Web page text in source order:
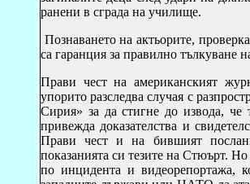
ранени в сграда на училище.
Познаването на актьорите,
са гаранция за правилно тълкуване
Прави чест на американският
упорито разследва случая с
Сирия» за да стигне до извода,
привежда доказателства и
Прави чест и на бившият
показанията си тезите на Стюърт.
по инцидента и видеорепортажа,